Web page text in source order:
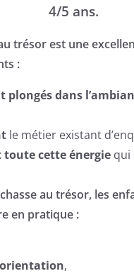
4/5 ans.
trésor est une
:
plongés dans
le métier existant
toute cette énergie qui
au trésor, les
en pratique :
orientation,